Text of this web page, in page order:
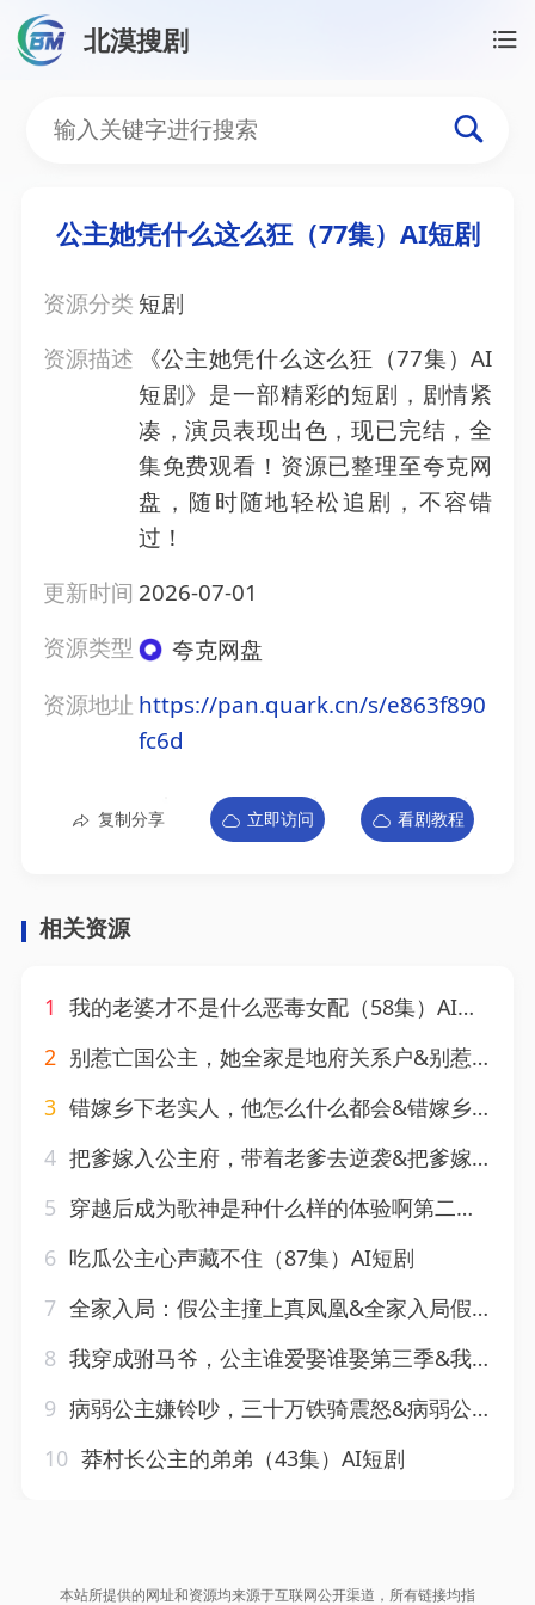
北漠搜剧
公主她凭什么这么狂（77
公主她凭什么这么狂（77集）AI短剧
资源分类 短剧
资源描述
《公主她凭什么这么狂（77集）AI
短剧》是一部精彩的短剧，剧情紧
凑，演员表现出色，现已完结，全
集免费观看！资源已整理至夸克网
盘，随时随地轻松追剧，不容错
过！
更新时间 2026-07-01
资源类型
夸克网盘
资源地址 https://pan.quark.cn/s/e863f890
fc6d
复制分享 立即访问 看剧教程
相关资源
1 我的老婆才不是什么恶毒女配（58集）AI短剧
2 别惹亡国公主，她全家是地府关系户&别惹亡国公主她全家是地府关系户（33集）AI短剧
3 错嫁乡下老实人，他怎么什么都会&错嫁乡下老实人他怎么什么都会（50集）AI短剧
4 把爹嫁入公主府，带着老爹去逆袭&把爹嫁入公主府带着老爹去逆袭（68集）AI短剧
5 穿越后成为歌神是种什么样的体验啊第二季（125集）AI短剧
6 吃瓜公主心声藏不住（87集）AI短剧
7 全家入局：假公主撞上真凤凰&全家入局假公主撞上真凤凰（57集）AI短剧
8 我穿成驸马爷，公主谁爱娶谁娶第三季&我穿成驸马爷公主谁爱娶谁娶第三季（97集）AI短剧
9 病弱公主嫌铃吵，三十万铁骑震怒&病弱公主嫌铃吵三十万铁骑震怒（64集）AI短剧
10 莽村长公主的弟弟（43集）AI短剧
本站所提供的网址和资源均来源于互联网公开渠道，所有链接均指